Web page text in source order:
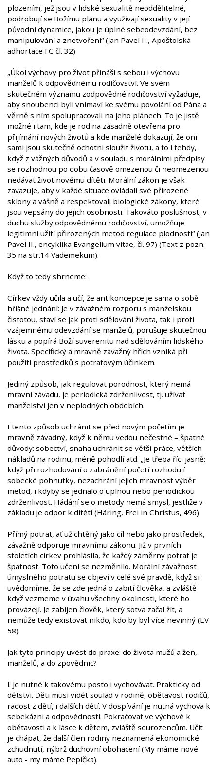
plozením, jež jsou v lidské sexualitě neoddělitelné,
podrobují se Božímu plánu a využívají sexuality v její
původní dynamice, jakou je úplné sebeodevzdání, bez
manipulování a znetvoření“ (Jan Pavel II., Apoštolská
adhortace FC čl. 32)
„Úkol výchovy pro život přináší s sebou i výchovu
manželů k odpovědnému rodičovství. Ve svém
skutečném významu zodpovědné rodičovství vyžaduje,
aby snoubenci byli vnímaví ke svému povolání od Pána a
věrně s ním spolupracovali na jeho plánech. To je jistě
možné i tam, kde je rodina zásadně otevřena pro
přijímání nových životů a kde manželé dokazují, že oni
sami jsou skutečně ochotni sloužit životu, a to i tehdy,
když z vážných důvodů a v souladu s morálními předpisy
se rozhodnou po dobu časově omezenou či neomezenou
nedávat život novému dítěti. Morální zákon je však
zavazuje, aby v každé situace ovládali své přirozené
sklony a vášně a respektovali biologické zákony, které
jsou vepsány do jejich osobnosti. Takováto poslušnost, v
duchu služby odpovědnému rodičovství, umožňuje
legitimní užití přirozených metod regulace plodnosti“ (Jan
Pavel II., encyklika Evangelium vitae, čl. 97) (Text z pozn.
35 na str.14 Vademekum).
Když to tedy shrneme:
Církev vždy učila a učí, že antikoncepce je sama o sobě
hříšné jednání: Je v závažném rozporu s manželskou
čistotou, staví se jak proti sdělování života, tak i proti
vzájemnému odevzdání se manželů, porušuje skutečnou
lásku a popírá Boží suverenitu nad sdělováním lidského
života. Specifický a mravně závažný hřích vzniká při
použití prostředků s potratovým účinkem.
Jediný způsob, jak regulovat porodnost, který nemá
mravní závadu, je periodická zdrženlivost, tj. užívat
manželství jen v neplodných obdobích.
I tento způsob uchránit se před novým početím je
mravně závadný, když k němu vedou nečestné = špatné
důvody: sobectví, snaha uchránit se větší práce, větších
nákladů na rodinu, méně pohodlí atd. „Je třeba říci jasně:
když při rozhodování o zabránění početí rozhodují
sobecké pohnutky, nezachrání jejich mravnost výběr
metod, i kdyby se jednalo o úplnou nebo periodickou
zdrženlivost. Hádání se o metody nemá smysl, jestliže v
základu je odpor k dítěti (Häring, Frei in Christus, 496)
Přímý potrat, ať už chtěný jako cíl nebo jako prostředek,
závažně odporuje mravnímu zákonu. Již v prvních
stoletích církev prohlásila, že každý záměrný potrat je
špatnost. Toto učení se nezměnilo. Morální závažnost
úmyslného potratu se objeví v celé své pravdě, když si
uvědomíme, že se zde jedná o zabití člověka, a zvláště
když vezmeme v úvahu všechny okolnosti, které ho
provázejí. Je zabíjen člověk, který sotva začal žít, a
nemůže tedy existovat nikdo, kdo by byl více nevinný (EV
58).
Jak tyto principy uvést do praxe: do života mužů a žen,
manželů, a do zpovědnic?
l. Je nutné k takovému postoji vychovávat. Prakticky od
dětství. Děti musí vidět soulad v rodině, obětavost rodičů,
radost z dětí, i dalších dětí. V dospívání je nutná výchova k
sebekázni a odpovědnosti. Pokračovat ve výchově k
obětavosti a k lásce k dětem, zvláště sourozencům. Učit
je chápat, že další člen rodiny neznamená ekonomické
zchudnutí, nýbrž duchovní obohacení (My máme nové
auto - my máme Pepíčka).